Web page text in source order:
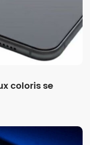
coloris se